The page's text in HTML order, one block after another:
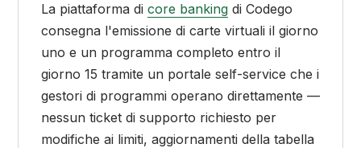
La piattaforma di core banking di Codego
consegna l'emissione di carte virtuali il giorno
uno e un programma completo entro il
giorno 15 tramite un portale self-service che i
gestori di programmi operano direttamente —
nessun ticket di supporto richiesto per
modifiche ai limiti, aggiornamenti della tabella